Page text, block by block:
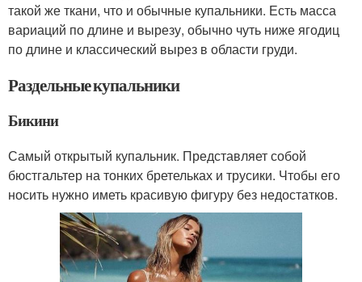
такой же ткани, что и обычные купальники. Есть масса
вариаций по длине и вырезу, обычно чуть ниже ягодиц
по длине и классический вырез в области груди.
Раздельные купальники
Бикини
Самый открытый купальник. Представляет собой
бюстгальтер на тонких бретельках и трусики. Чтобы его
носить нужно иметь красивую фигуру без недостатков.